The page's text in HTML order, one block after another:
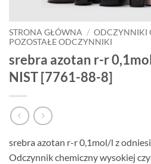
STRONA GŁÓWNA / ODCZYNNIKI
POZOSTAŁE ODCZYNNIKI
srebra azotan r-r
NIST [7761-88-8]
srebra azotan r-r 0,1mol/l z
Odczynnik chemiczny wysokiej